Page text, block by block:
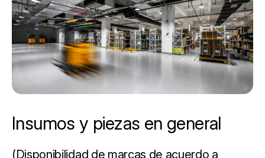
Insumos y piezas en general
(Disponibilidad de marcas de acuerdo a